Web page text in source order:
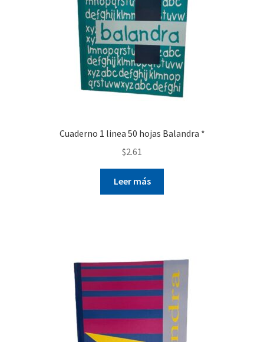
Cuaderno 1 linea 50 hojas Balandra *
$2.61
Leer más